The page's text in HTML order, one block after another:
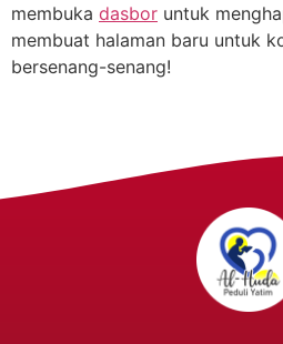
membuka dasbor untuk
membuat halaman baru untuk
bersenang-senang!